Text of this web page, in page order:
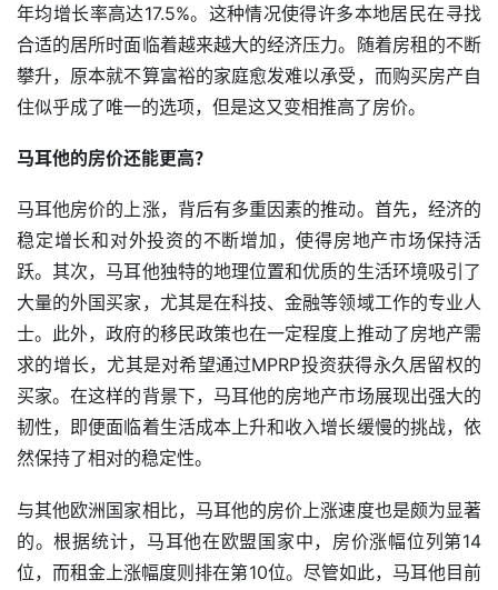
年均增长率高达17.5%。这种情况使得许多本地居民在寻找
合适的居所时面临着越来越大的经济压力。随着房租的不断
攀升，原本就不算富裕的家庭愈发难以承受，而购买房产自
住似乎成了唯一的选项，但是这又变相推高了房价。
马耳他的房价还能更高？
马耳他房价的上涨，背后有多重因素的推动。首先，经济的
稳定增长和对外投资的不断增加，使得房地产市场保持活
跃。其次，马耳他独特的地理位置和优质的生活环境吸引了
大量的外国买家，尤其是在科技、金融等领域工作的专业人
士。此外，政府的移民政策也在一定程度上推动了房地产需
求的增长，尤其是对希望通过MPRP投资获得永久居留权的
买家。在这样的背景下，马耳他的房地产市场展现出强大的
韧性，即便面临着生活成本上升和收入增长缓慢的挑战，依
然保持了相对的稳定性。
与其他欧洲国家相比，马耳他的房价上涨速度也是颇为显著
的。根据统计，马耳他在欧盟国家中，房价涨幅位列第14
位，而租金上涨幅度则排在第10位。尽管如此，马耳他目前